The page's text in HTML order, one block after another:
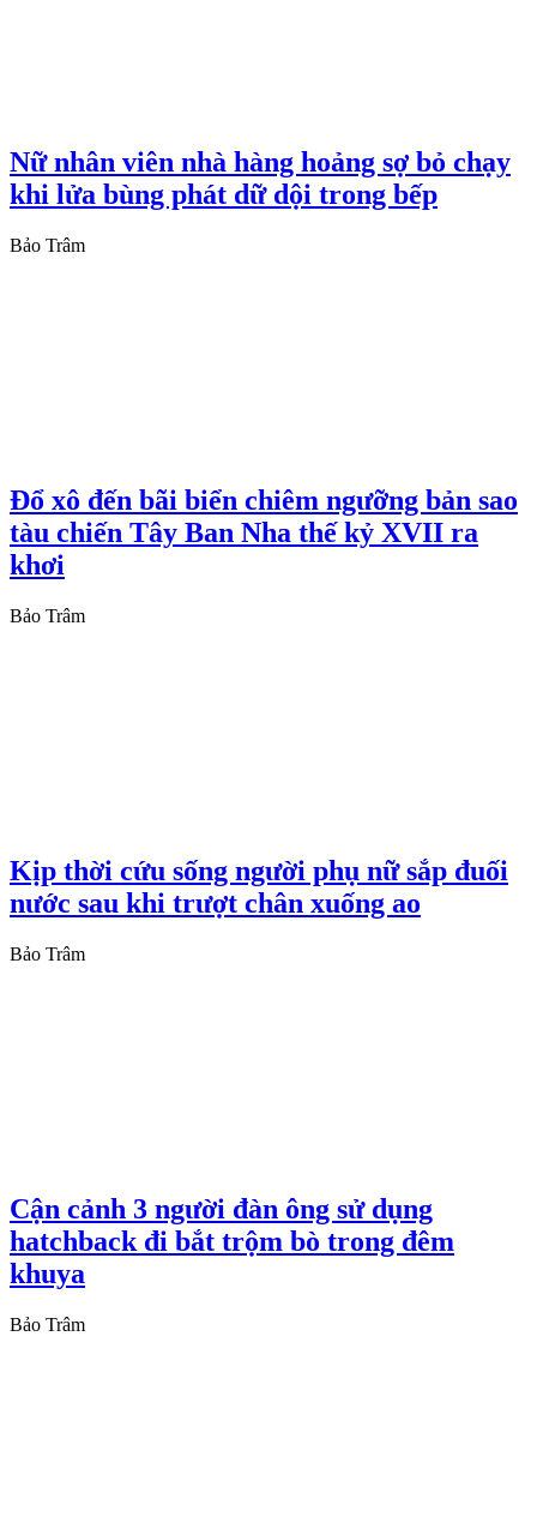
Nữ nhân viên nhà hàng hoảng sợ bỏ chạy
khi lửa bùng phát dữ dội trong bếp
Bảo Trâm
Đổ xô đến bãi biển chiêm ngưỡng bản sao
tàu chiến Tây Ban Nha thế kỷ XVII ra
khơi
Bảo Trâm
Kịp thời cứu sống người phụ nữ sắp đuối
nước sau khi trượt chân xuống ao
Bảo Trâm
Cận cảnh 3 người đàn ông sử dụng
hatchback đi bắt trộm bò trong đêm
khuya
Bảo Trâm